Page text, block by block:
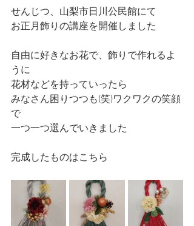
せんじつ、山梨市日川公民館にて
お正月飾りの講座を開催しました
自由に好きなお花で、飾りで作れるよ
うに
花材などを持っていったら
みなさん困りつつも(笑)ワクワクの笑顔
で
一つ一つ選んでいきました
完成したものはこちら